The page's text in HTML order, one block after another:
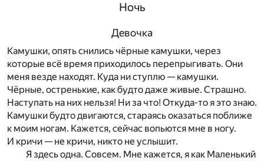
Ночь
Девочка
Камушки, опять снились чёрные камушки, через
которые всё время приходилось перепрыгивать. Они
меня везде находят. Куда ни ступлю — камушки.
Чёрные, остренькие, как будто даже живые. Страшно.
Наступать на них нельзя! Ни за что! Откуда-то я это знаю.
Камушки будто двигаются, стараясь оказаться поближе
к моим ногам. Кажется, сейчас вопьются мне в ногу.
И кричи — не кричи, никто не услышит.
Я здесь одна. Совсем. Мне кажется, я как Маленький